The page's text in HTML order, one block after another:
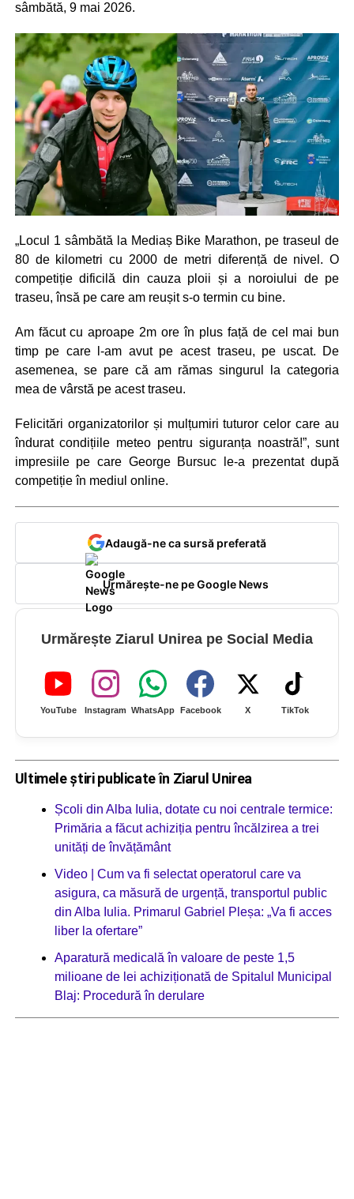
sâmbătă, 9 mai 2026.
„Locul 1 sâmbătă la Mediaș Bike Marathon, pe traseul de
80 de kilometri cu 2000 de metri diferență de nivel. O
competiție dificilă din cauza ploii și a noroiului de pe
traseu, însă pe care am reușit s-o termin cu bine.
Am făcut cu aproape 2m ore în plus față de cel mai bun
timp pe care l-am avut pe acest traseu, pe uscat. De
asemenea, se pare că am rămas singurul la categoria
mea de vârstă pe acest traseu.
Felicitări organizatorilor și mulțumiri tuturor celor care au
îndurat condițiile meteo pentru siguranța noastră!”, sunt
impresiile pe care George Bursuc le-a prezentat după
competiție în mediul online.
Adaugă-ne ca sursă preferată
Urmărește-ne pe Google News
Urmărește Ziarul Unirea pe Social Media
YouTube Instagram WhatsApp Facebook X TikTok
Ultimele știri publicate în Ziarul Unirea
Școli din Alba Iulia, dotate cu noi centrale termice:
Primăria a făcut achiziția pentru încălzirea a trei
unități de învățământ
Video | Cum va fi selectat operatorul care va
asigura, ca măsură de urgență, transportul public
din Alba Iulia. Primarul Gabriel Pleșa: „Va fi acces
liber la ofertare”
Aparatură medicală în valoare de peste 1,5
milioane de lei achiziționată de Spitalul Municipal
Blaj: Procedură în derulare